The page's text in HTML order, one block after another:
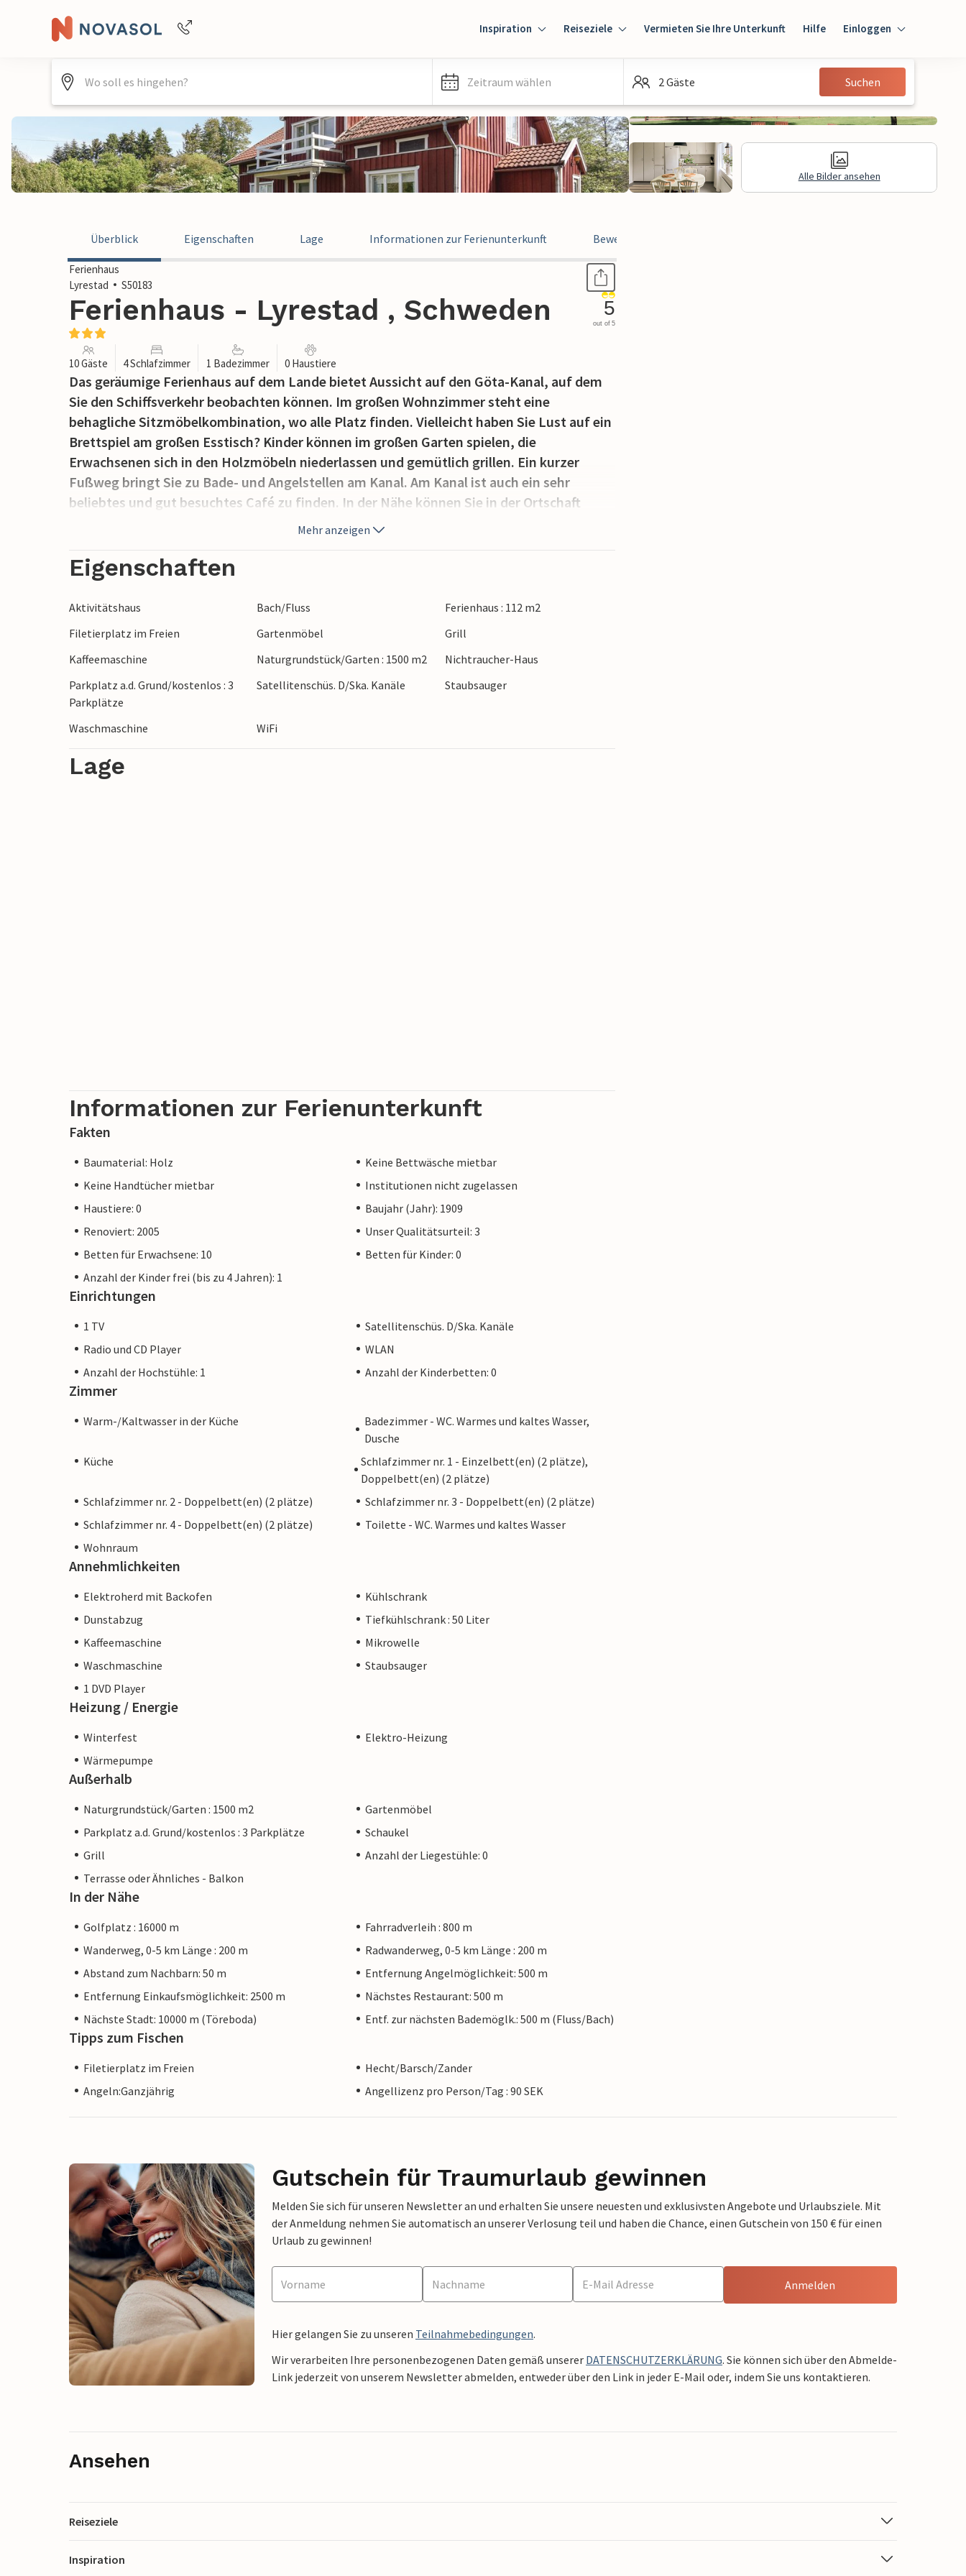
+4940688715475
Inspiration Reiseziele Vermieten Sie Ihre Unterkunft Hilfe Einloggen
Einloggen
Gast
Zeitraum wählen 2 Gäste Suchen
Alle Bilder ansehen
Überblick Eigenschaften Lage Informationen zur Ferienunterkunft Bewertungen
Ferienhaus
Lyrestad
S50183
Ferienhaus - Lyrestad , Schweden 5
out of 5
10 Gäste 4 Schlafzimmer 1 Badezimmer 0 Haustiere
Das geräumige Ferienhaus auf dem Lande bietet Aussicht auf den Göta-Kanal, auf dem
Sie den Schiffsverkehr beobachten können. Im großen Wohnzimmer steht eine
behagliche Sitzmöbelkombination, wo alle Platz finden. Vielleicht haben Sie Lust auf ein
Brettspiel am großen Esstisch? Kinder können im großen Garten spielen, die
Erwachsenen sich in den Holzmöbeln niederlassen und gemütlich grillen. Ein kurzer
Fußweg bringt Sie zu Bade- und Angelstellen am Kanal. Am Kanal ist auch ein sehr
beliebtes und gut besuchtes Café zu finden. In der Nähe können Sie in der Ortschaft
Sjötorp das Seefahrtmuseum besichtigen, und die Schiffe bei der Einfahrt von Kanal in
den Vänern beobachten. In Sjötorp können Sie an mehreren Stränden baden und Sie
haben auch die Gelegenheit, den berühmten Vänernlachs zu fangen. Die einladenden
Geschäfte von Töreboda sind ca. 10 km entfernt, auch die Cafés und ein Festival. Nicht
weit von Norrkvarn und Skara Sommarland. Viele Golfplätze. Am Göta Kanal entlang
Passagierbooten bereisen. Ein beliebtes Ausflugsziel ist auch der Gästehafen von
Norrkvarn und den Verkehr in der Schleuse zu beobachten. Am Abend können Sie dann in
Norrkvarn angenehm spazieren und essen. Dies ist ein ruhig gelegenes Ferienhaus in
Reichweite einer schönen Natur.
Mehr anzeigen
Eigenschaften
Aktivitätshaus Bach/Fluss
Ferienhaus : 112 m2
Filetierplatz im Freien
Gartenmöbel
Grill
Kaffeemaschine
Naturgrundstück/Garten : 1500 m2
Nichtraucher-Haus
Parkplatz a.d. Grund/kostenlos : 3
Parkplätze
Satellitenschüs. D/Ska. Kanäle Staubsauger
Waschmaschine WiFi
Lage
Informationen zur Ferienunterkunft
Fakten
Baumaterial: Holz
Keine Bettwäsche mietbar
Keine Handtücher mietbar
Institutionen nicht zugelassen
Haustiere: 0
Baujahr (Jahr): 1909
Renoviert: 2005
Unser Qualitätsurteil: 3
Betten für Erwachsene: 10
Betten für Kinder: 0
Anzahl der Kinder frei (bis zu 4 Jahren): 1
Einrichtungen
1 TV
Satellitenschüs. D/Ska. Kanäle
Radio und CD Player
WLAN
Anzahl der Hochstühle: 1
Anzahl der Kinderbetten: 0
Zimmer
Warm-/Kaltwasser in der Küche
Badezimmer - WC. Warmes und kaltes Wasser,
Dusche
Küche
Schlafzimmer nr. 1 - Einzelbett(en) (2 plätze),
Doppelbett(en) (2 plätze)
Schlafzimmer nr. 2 - Doppelbett(en) (2 plätze)
Schlafzimmer nr. 3 - Doppelbett(en) (2 plätze)
Schlafzimmer nr. 4 - Doppelbett(en) (2 plätze)
Toilette - WC. Warmes und kaltes Wasser
Wohnraum
Annehmlichkeiten
Elektroherd mit Backofen
Kühlschrank
Dunstabzug
Tiefkühlschrank : 50 Liter
Kaffeemaschine
Mikrowelle
Waschmaschine
Staubsauger
1 DVD Player
Heizung / Energie
Winterfest
Elektro-Heizung
Wärmepumpe
Außerhalb
Naturgrundstück/Garten : 1500 m2
Gartenmöbel
Parkplatz a.d. Grund/kostenlos : 3 Parkplätze
Schaukel
Grill
Anzahl der Liegestühle: 0
Terrasse oder Ähnliches - Balkon
In der Nähe
Golfplatz : 16000 m
Fahrradverleih : 800 m
Wanderweg, 0-5 km Länge : 200 m
Radwanderweg, 0-5 km Länge : 200 m
Abstand zum Nachbarn: 50 m
Entfernung Angelmöglichkeit: 500 m
Entfernung Einkaufsmöglichkeit: 2500 m
Nächstes Restaurant: 500 m
Nächste Stadt: 10000 m (Töreboda)
Entf. zur nächsten Bademöglk.: 500 m (Fluss/Bach)
Tipps zum Fischen
Filetierplatz im Freien
Hecht/Barsch/Zander
Angeln:Ganzjährig
Angellizenz pro Person/Tag : 90 SEK
Gutschein für Traumurlaub gewinnen
Melden Sie sich für unseren Newsletter an und erhalten Sie unsere neuesten und exklusivsten Angebote und Urlaubsziele. Mit
der Anmeldung nehmen Sie automatisch an unserer Verlosung teil und haben die Chance, einen Gutschein von 150 € für einen
Urlaub zu gewinnen!
Anmelden
Hier gelangen Sie zu unseren Teilnahmebedingungen.
Wir verarbeiten Ihre personenbezogenen Daten gemäß unserer DATENSCHUTZERKLÄRUNG. Sie können sich über den Abmelde-
Link jederzeit von unserem Newsletter abmelden, entweder über den Link in jeder E-Mail oder, indem Sie uns kontaktieren.
Ansehen
Reiseziele
Inspiration